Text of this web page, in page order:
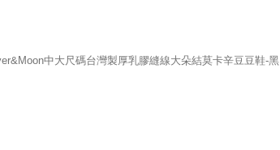
中大尺碼台灣製厚乳膠縫線大朵結莫卡辛豆豆鞋-黑